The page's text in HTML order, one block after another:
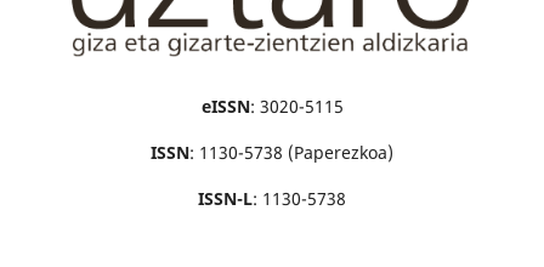
eISSN: 3020-5115
ISSN: 1130-5738 (Paperezkoa)
ISSN-L: 1130-5738